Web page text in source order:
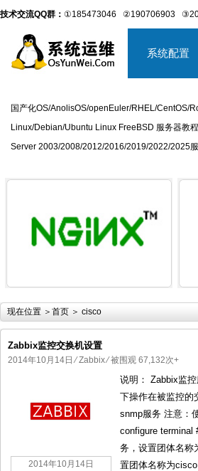
技术交流QQ群： ①185473046 ②190706903
系统配置
国产化OS/AnolisOS/openEuler/RHEL/CentOS/
Linux/Debian/Ubuntu Linux FreeBSD 服务器教
Server 2003/2008/2012/2016/2019/2022/2025
现在位置 ＞ 首页 ＞ cisco
Zabbix监控交换机设置
2014年10月14日 ⁄Zabbix⁄ 被围观 67,132次+
2014年10月14日
说明： Zabbix监
下操作在被监控的
snmp服务 注意：
configure terminal
务，设置团体名称
置团体名称为